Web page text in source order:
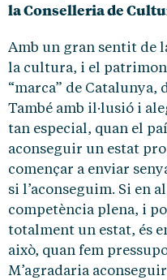
la Conselleria de
Amb un gran sentit de
la cultura, i el
“marca” de Catalunya,
També amb il·lusió i
tan especial, quan el
aconseguir un estat
començar a enviar
si l’aconseguim. Si en
competència plena, i
totalment un estat, és
això, quan fem
M’agradaria